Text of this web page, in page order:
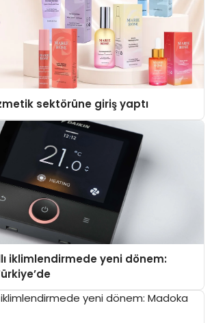
sektörüne giriş yaptı
iklimlendirmede yeni dönem: